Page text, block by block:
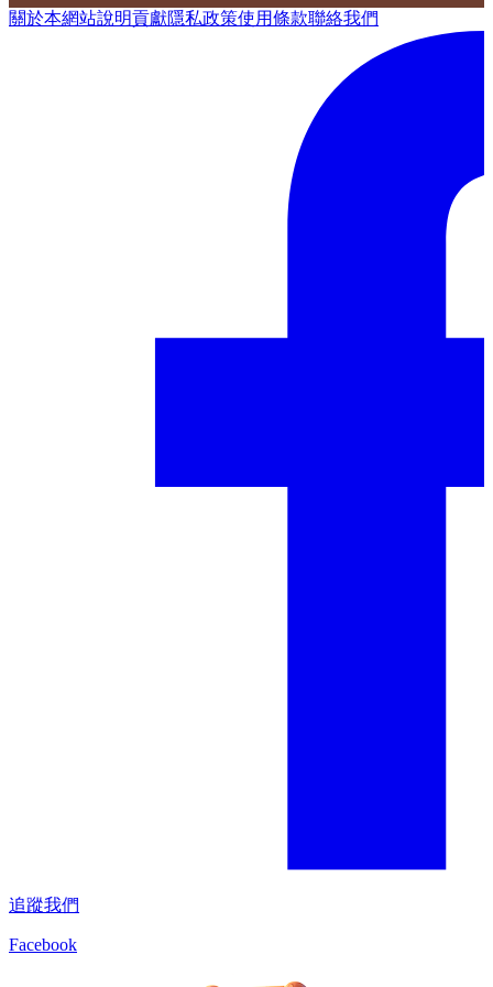
關於本網站說明貢獻隱私政策使用條款聯絡我們
追蹤我們
Facebook